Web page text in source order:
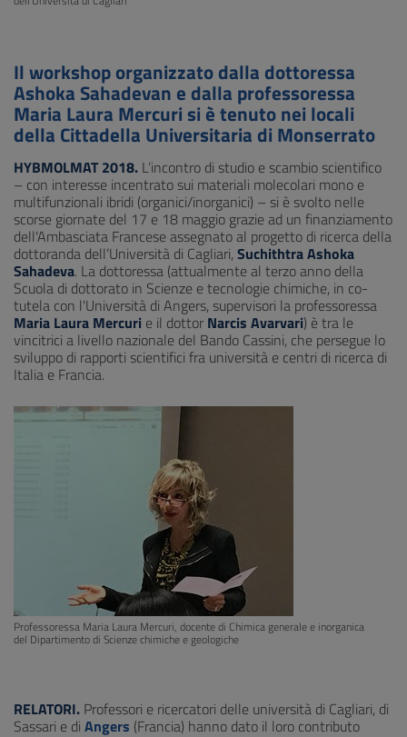
Il workshop organizzato dalla dottoressa
Ashoka Sahadevan e dalla professoressa
Maria Laura Mercuri si è tenuto nei locali
della Cittadella Universitaria di Monserrato
HYBMOLMAT 2018. L’incontro di studio e scambio scientifico
– con interesse incentrato sui materiali molecolari mono e
multifunzionali ibridi (organici/inorganici) – si è svolto nelle
scorse giornate del 17 e 18 maggio grazie ad un finanziamento
dell'Ambasciata Francese assegnato al progetto di ricerca della
dottoranda dell’Università di Cagliari, Suchithtra Ashoka
Sahadeva. La dottoressa (attualmente al terzo anno della
Scuola di dottorato in Scienze e tecnologie chimiche, in co-
tutela con l'Università di Angers, supervisori la professoressa
Maria Laura Mercuri e il dottor Narcis Avarvari) è tra le
vincitrici a livello nazionale del Bando Cassini, che persegue lo
sviluppo di rapporti scientifici fra università e centri di ricerca di
Italia e Francia.
Professoressa Maria Laura Mercuri, docente di Chimica generale e inorganica
del Dipartimento di Scienze chimiche e geologiche
RELATORI. Professori e ricercatori delle università di Cagliari, di
Sassari e di Angers (Francia) hanno dato il loro contributo